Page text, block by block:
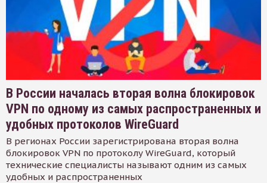
В России началась вторая волна блокировок
VPN по одному из самых распространенных и
удобных протоколов WireGuard
В регионах России зарегистрирована вторая волна
блокировок VPN по протоколу WireGuard, который
технические специалисты называют одним из самых
удобных и распространенных